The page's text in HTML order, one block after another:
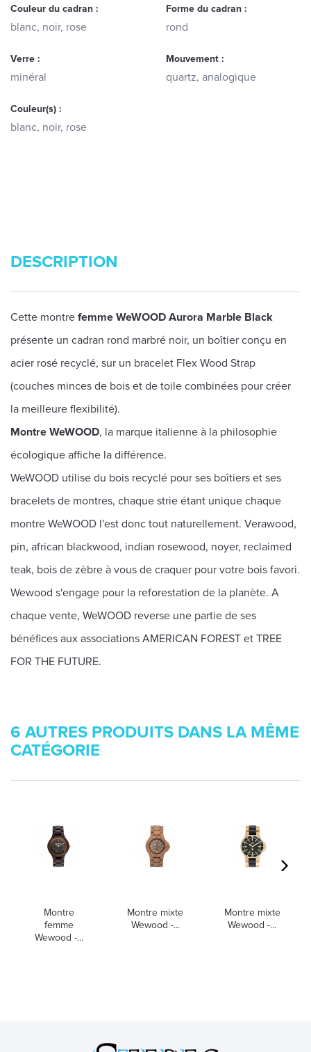
Couleur du cadran :
blanc, noir, rose
Forme du cadran :
rond
Verre :
minéral
Mouvement :
quartz, analogique
Couleur(s) :
blanc, noir, rose
DESCRIPTION
Cette montre femme WeWOOD Aurora Marble Black
présente un cadran rond marbré noir, un boîtier conçu en
acier rosé recyclé, sur un bracelet Flex Wood Strap
(couches minces de bois et de toile combinées pour créer
la meilleure flexibilité).
Montre WeWOOD, la marque italienne à la philosophie
écologique affiche la différence.
WeWOOD utilise du bois recyclé pour ses boîtiers et ses
bracelets de montres, chaque strie étant unique chaque
montre WeWOOD l'est donc tout naturellement. Verawood,
pin, african blackwood, indian rosewood, noyer, reclaimed
teak, bois de zèbre à vous de craquer pour votre bois favori.
Wewood s'engage pour la reforestation de la planète. A
chaque vente, WeWOOD reverse une partie de ses
bénéfices aux associations AMERICAN FOREST et TREE
FOR THE FUTURE.
6 AUTRES PRODUITS DANS LA MÊME
CATÉGORIE
Montre
femme
Wewood -...
Montre mixte
Wewood -...
Montre mixte
Wewood -...